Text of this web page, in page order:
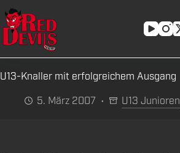
Zum
Inhalt
springen
U13-Knaller mit erfolgreichem Ausgang
5. März 2007
U13 Junioren